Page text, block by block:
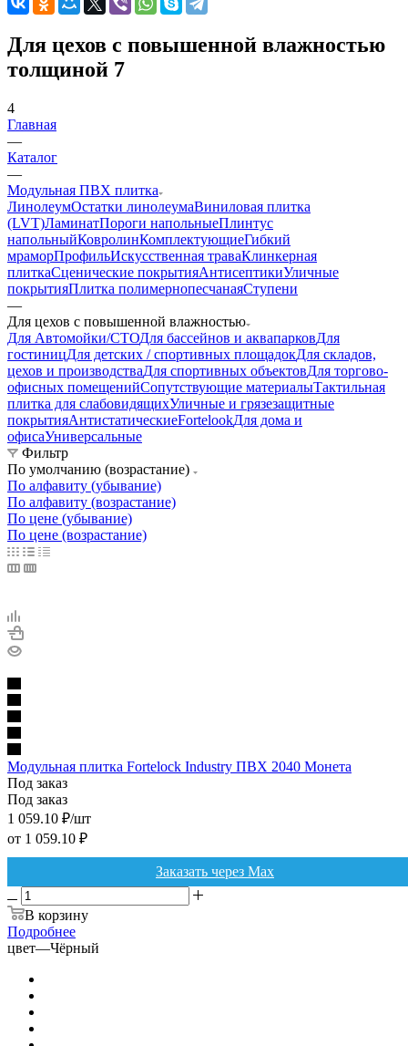
Для цехов с повышенной влажностью
толщиной 7
4
Главная
—
Каталог
—
Модульная ПВХ плитка
ЛинолеумОстатки линолеумаВиниловая плитка
(LVT)ЛаминатПороги напольныеПлинтус
напольныйКовролинКомплектующиеГибкий
мраморПрофильИскусственная траваКлинкерная
плиткаСценические покрытияАнтисептикиУличные
покрытияПлитка полимернопесчанаяСтупени
—
Для цехов с повышенной влажностью
Для Автомойки/СТОДля бассейнов и аквапарковДля
гостиницДля детских / спортивных площадокДля складов,
цехов и производстваДля спортивных объектовДля торгово-
офисных помещенийСопутствующие материалыТактильная
плитка для слабовидящихУличные и грязезащитные
покрытияАнтистатическиеFortelookДля дома и
офисаУниверсальные
Фильтр
По умолчанию (возрастание)
По алфавиту (убывание)
По алфавиту (возрастание)
По цене (убывание)
По цене (возрастание)
Модульная плитка Fortelock Industry ПВХ 2040 Монета
Под заказ
Под заказ
1 059.10 ₽/шт
от 1 059.10 ₽
Заказать через Max
В корзину
Подробнее
цвет—Чёрный